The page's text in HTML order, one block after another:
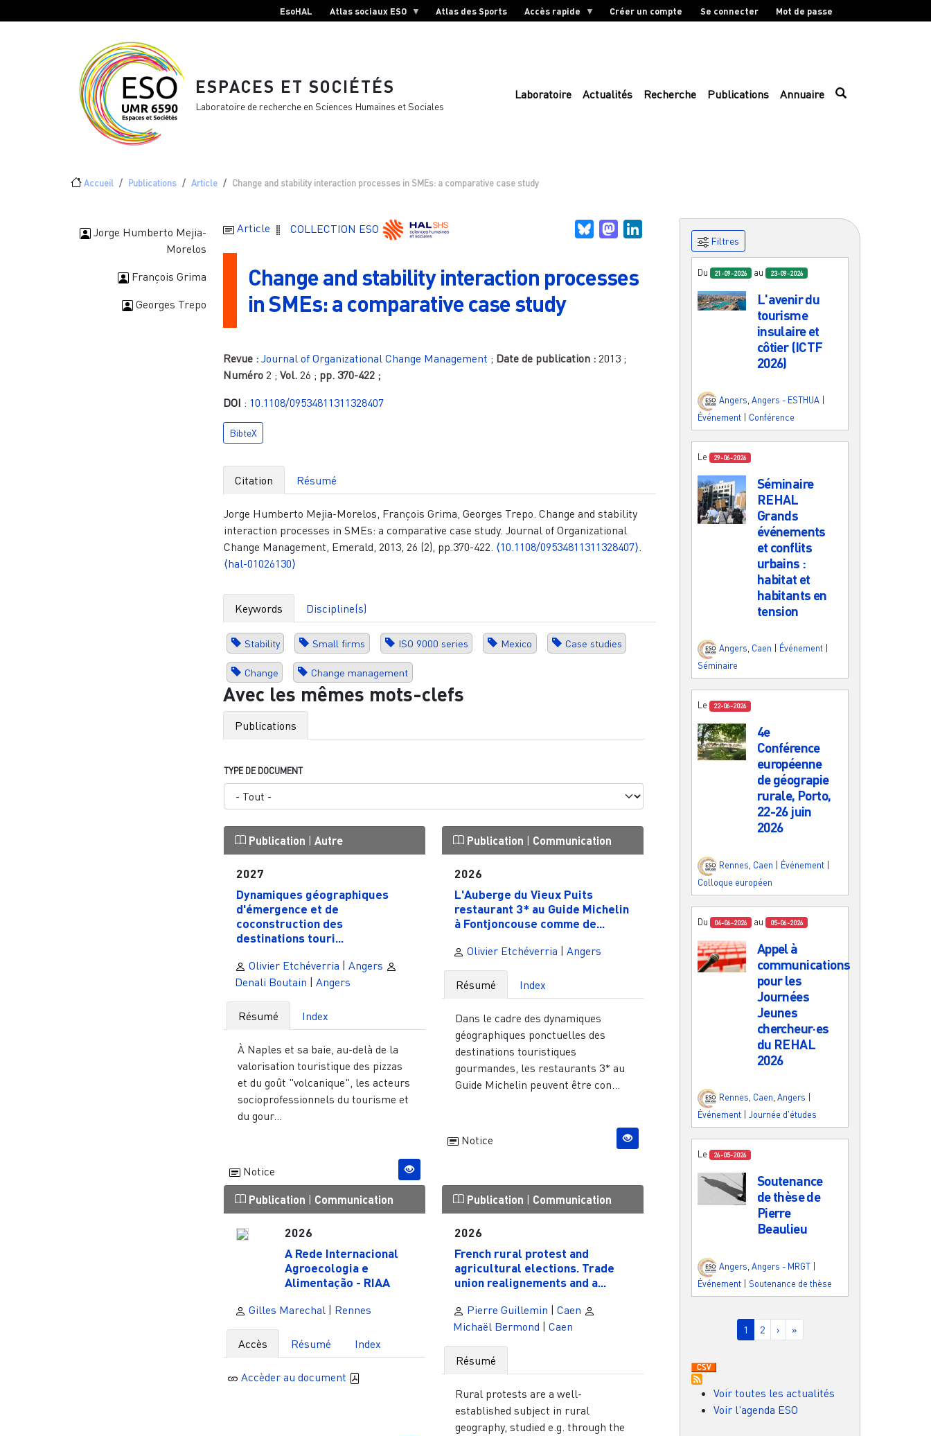
EsoHAL Atlas sociaux ESO Atlas des Sports Accès rapide Créer un compte Se connecter Mot de passe
ESPACES ET SOCIÉTÉS
Laboratoire de recherche en Sciences Humaines et Sociales
Laboratoire Actualités Recherche Publications Annuaire
Fil d'Ariane
Accueil Publications Article Change and stability interaction processes in SMEs: a comparative case study
Jorge Humberto Mejia-
Morelos
François Grima
Georges Trepo
Article COLLECTION ESO BlueskyMastodon
Change and stability interaction processes
in SMEs: a comparative case study
Revue : Journal of Organizational Change Management ; Date de publication : 2013 ;
Numéro 2 ; Vol. 26 ; pp. 370-422 ;
DOI : 10.1108/09534811311328407
BibteX
Citation Résumé
Jorge Humberto Mejia-Morelos, François Grima, Georges Trepo. Change and stability
interaction processes in SMEs: a comparative case study. Journal of Organizational
Change Management, Emerald, 2013, 26 (2), pp.370-422. ⟨10.1108/09534811311328407⟩
⟨hal-01026130⟩
Keywords Discipline(s)
Stability Small firms ISO 9000 series Mexico Case studies
Change Change management
Avec les mêmes mots-clefs
Publications
TYPE DE DOCUMENT
Publication |Autre
2027
Dynamiques géographiques
d'émergence et de
coconstruction des
destinations touri...
Olivier Etchéverria |Angers
Denali Boutain |Angers
Résumé Index
À Naples et sa baie, au-delà de la
valorisation touristique des pizzas
et du goût "volcanique", les acteurs
socioprofessionnels du tourisme et
du gour...
Notice
Publication | Communication
2026
L'Auberge du Vieux Puits
restaurant 3* au Guide Michelin
à Fontjoncouse comme de...
Olivier Etchéverria |Angers
Résumé Index
Dans le cadre des dynamiques
géographiques ponctuelles des
destinations touristiques
gourmandes, les restaurants 3* au
Guide Michelin peuvent être con...
Notice
Publication | Communication
2026
A Rede Internacional
Agroecologia e
Alimentação - RIAA
Gilles Marechal Rennes
Accès Résumé Index
Accèder au document
Publication | Communication
2026
French rural protest and
agricultural elections. Trade
union realignements and a...
Pierre Guillemin |Caen
Michaël Bermond |Caen
Résumé
Rural protests are a well-
established subject in rural
geography, studied e.g. through the
Filtres
Du 21-09-2026 au 23-09-2026
L'avenir du
tourisme
insulaire et
côtier (ICTF
2026)
Angers Angers - ESTHUA
Événement
Conférence
Le 29-06-2026
Séminaire
REHAL
Grands
événements
et conflits
urbains :
habitat et
habitants en
tension
Angers, Caen Événement
Séminaire
Le 22-06-2026
4e
Conférence
européenne
de géograpie
rurale, Porto,
22-26 juin
2026
Rennes Caen Événement
Colloque européen
Du 04-06-2026 au 05-06-2026
Appel à
communications
pour les
Journées
Jeunes
chercheur·es
du REHAL
2026
Rennes, Caen, Angers
Événement
Journée d'études
Le 26-05-2026
Soutenance
de thèse de
Pierre
Beaulieu
Angers Angers - MRGT
Événement | Soutenance de thèse
Pagination
Page courante
1 Page
2 Page suivante
› Dernière page
»
Voir toutes les actualités
Voir l'agenda ESO